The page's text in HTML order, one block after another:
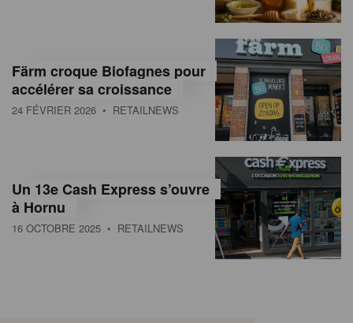
Färm croque Biofagnes pour
accélérer sa croissance
24 FÉVRIER 2026 • RETAILNEWS
Un 13e Cash Express s’ouvre
à Hornu
16 OCTOBRE 2025 • RETAILNEWS